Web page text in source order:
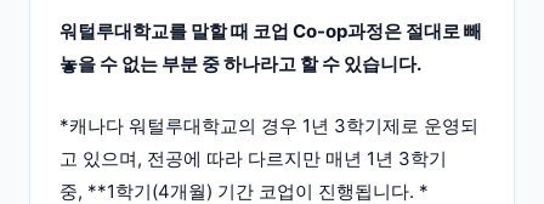
워털루대학교를 말할 때 코업 Co-op과정은 절대로 빼
놓을 수 없는 부분 중 하나라고 할 수 있습니다.
*캐나다 워털루대학교의 경우 1년 3학기제로 운영되
고 있으며, 전공에 따라 다르지만 매년 1년 3학기
중, **1학기(4개월) 기간 코업이 진행됩니다. *